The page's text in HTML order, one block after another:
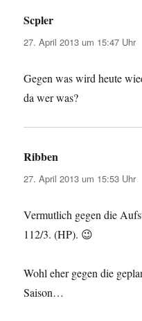
Scpler
27. April 2013 um 15:47 Uhr
Gegen was wird heute
da wer was?
Ribben
27. April 2013 um 15:53 Uhr
Vermutlich gegen die
112/3. (HP). 😉
Wohl eher gegen die
Saison…